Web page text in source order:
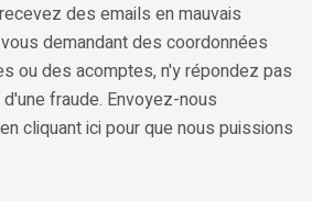
des emails en mauvais
demandant des coordonnées
ou des acomptes, n'y répondez pas
fraude. Envoyez-nous
cliquant ici pour que nous puissions